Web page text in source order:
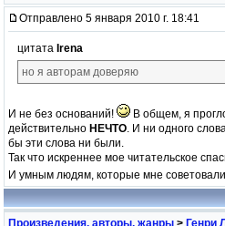
Отправлено 5 января 2010 г. 18:41
цитата Irena
но я авторам доверяю
И не без оснований!
В общем, я
действительно НЕЧТО. И ни одного
бы эти слова ни были.
Так что искреннее мое читательское
И умным людям, которые мне советовали
Произведения, авторы, жанры > Генри